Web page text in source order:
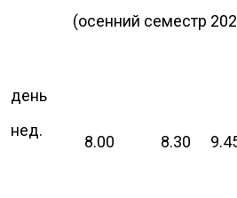
(осенний семестр
день
нед.
8.00 8.30